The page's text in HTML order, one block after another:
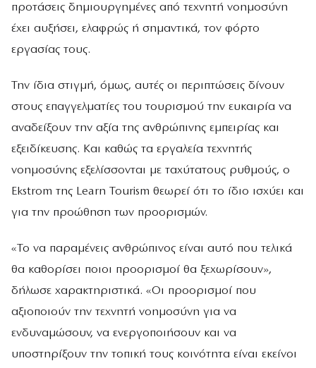
προτάσεις δημιουργημένες από τεχνητή νοημοσύνη
έχει αυξήσει, ελαφρώς ή σημαντικά, τον φόρτο
εργασίας τους.
Την ίδια στιγμή, όμως, αυτές οι περιπτώσεις δίνουν
στους επαγγελματίες του τουρισμού την ευκαιρία να
αναδείξουν την αξία της ανθρώπινης εμπειρίας και
εξειδίκευσης. Και καθώς τα εργαλεία τεχνητής
νοημοσύνης εξελίσσονται με ταχύτατους ρυθμούς, ο
Ekstrom της Learn Tourism θεωρεί ότι το ίδιο ισχύει και
για την προώθηση των προορισμών.
«Το να παραμένεις ανθρώπινος είναι αυτό που τελικά
θα καθορίσει ποιοι προορισμοί θα ξεχωρίσουν»,
δήλωσε χαρακτηριστικά. «Οι προορισμοί που
αξιοποιούν την τεχνητή νοημοσύνη για να
ενδυναμώσουν, να ενεργοποιήσουν και να
υποστηρίξουν την τοπική τους κοινότητα είναι εκείνοι